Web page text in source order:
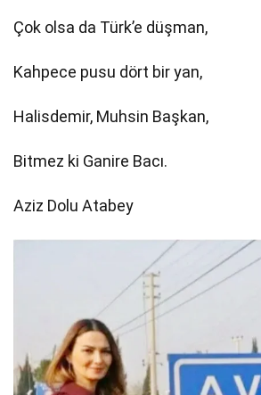
Çok olsa da Türk’e düşman,
Kahpece pusu dört bir yan,
Halisdemir, Muhsin Başkan,
Bitmez ki Ganire Bacı.
Aziz Dolu Atabey